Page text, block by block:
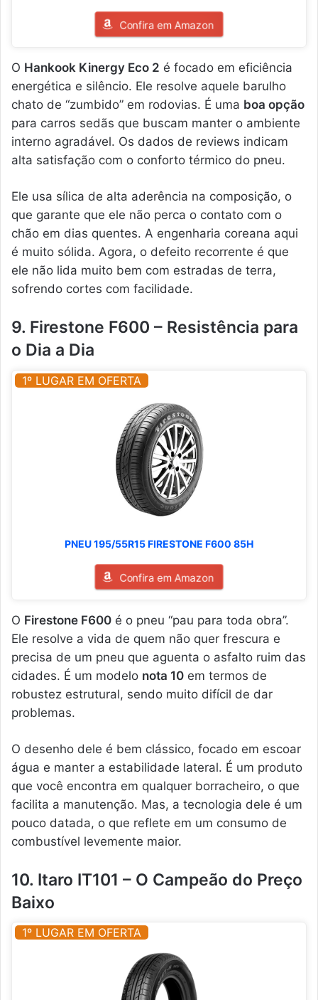
Confira em Amazon
O Hankook Kinergy Eco 2 é focado em eficiência
energética e silêncio. Ele resolve aquele barulho
chato de “zumbido” em rodovias. É uma boa opção
para carros sedãs que buscam manter o ambiente
interno agradável. Os dados de reviews indicam
alta satisfação com o conforto térmico do pneu.
Ele usa sílica de alta aderência na composição, o
que garante que ele não perca o contato com o
chão em dias quentes. A engenharia coreana aqui
é muito sólida. Agora, o defeito recorrente é que
ele não lida muito bem com estradas de terra,
sofrendo cortes com facilidade.
9. Firestone F600 – Resistência para
o Dia a Dia
1º LUGAR EM OFERTA
PNEU 195/55R15 FIRESTONE F600 85H
Confira em Amazon
O Firestone F600 é o pneu “pau para toda obra”.
Ele resolve a vida de quem não quer frescura e
precisa de um pneu que aguenta o asfalto ruim das
cidades. É um modelo nota 10 em termos de
robustez estrutural, sendo muito difícil de dar
problemas.
O desenho dele é bem clássico, focado em escoar
água e manter a estabilidade lateral. É um produto
que você encontra em qualquer borracheiro, o que
facilita a manutenção. Mas, a tecnologia dele é um
pouco datada, o que reflete em um consumo de
combustível levemente maior.
10. Itaro IT101 – O Campeão do Preço
Baixo
1º LUGAR EM OFERTA